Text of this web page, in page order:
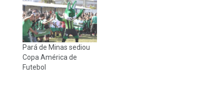
Pará de Minas sediou
Copa América de
Futebol